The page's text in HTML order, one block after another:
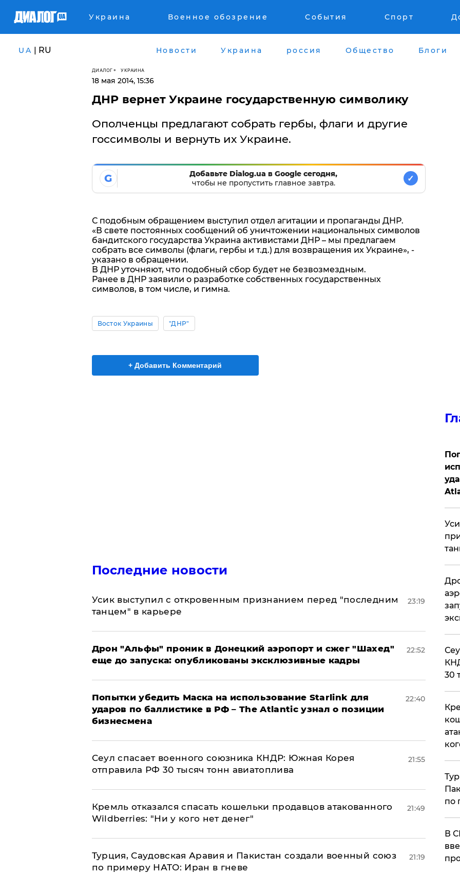
Украина Военное обозрение События Спорт
UA | RU Новости Украина россия Общество Блоги
ДИАЛОГ УКРАИНА
18 мая 2014, 15:36
ДНР вернет Украине государственную символику
Ополченцы предлагают собрать гербы, флаги и другие
госсимволы и вернуть их Украине.
G
Добавьте Dialog.ua в Google сегодня,
чтобы не пропустить главное завтра.
✓
С подобным обращением выступил отдел агитации и пропаганды ДНР.
«В свете постоянных сообщений об уничтожении национальных символов
бандитского государства Украина активистами ДНР – мы предлагаем
собрать все символы (флаги, гербы и т.д.) для возвращения их Украине», -
указано в обращении.
В ДНР уточняют, что подобный сбор будет не безвозмездным.
Ранее в ДНР заявили о разработке собственных государственных
символов, в том числе, и гимна.
Восток Украины "ДНР"
+ Добавить Комментарий
Последние новости
Усик выступил с откровенным признанием перед "последним
танцем" в карьере
23:19
Дрон "Альфы" проник в Донецкий аэропорт и сжег "Шахед"
еще до запуска: опубликованы эксклюзивные кадры
22:52
Попытки убедить Маска на использование Starlink для
ударов по баллистике в РФ – The Atlantic узнал о позиции
бизнесмена
22:40
​Сеул спасает военного союзника КНДР: Южная Корея
отправила РФ 30 тысяч тонн авиатоплива
21:55
Кремль отказался спасать кошельки продавцов атакованного
Wildberries: "Ни у кого нет денег"
21:49
Турция, Саудовская Аравия и Пакистан создали военный союз
по примеру НАТО: Иран в гневе
21:19
30
по
В